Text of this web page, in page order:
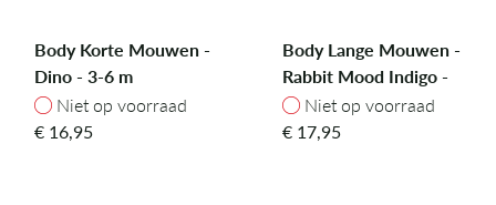
Body Korte Mouwen -
Dino - 3-6 m
Niet op voorraad
Niet op voorraad
€ 16,95
Body Lange Mouwen -
Rabbit Mood Indigo -
3-6 m
Niet op voorraad
Niet op voorraad
€ 17,95